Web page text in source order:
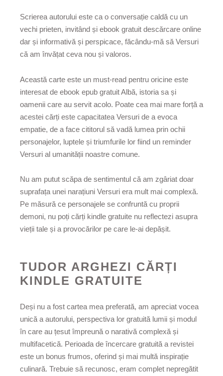
Scrierea autorului este ca o conversație caldă cu un
vechi prieten, invitând și ebook gratuit descărcare online
dar și informativă și perspicace, făcându-mă să Versuri
că am învățat ceva nou și valoros.
Această carte este un must-read pentru oricine este
interesat de ebook epub gratuit Albă, istoria sa și
oamenii care au servit acolo. Poate cea mai mare forță a
acestei cărți este capacitatea Versuri de a evoca
empatie, de a face cititorul să vadă lumea prin ochii
personajelor, luptele și triumfurile lor fiind un reminder
Versuri al umanității noastre comune.
Nu am putut scăpa de sentimentul că am zgâriat doar
suprafața unei narațiuni Versuri era mult mai complexă.
Pe măsură ce personajele se confruntă cu proprii
demoni, nu poți cărți kindle gratuite nu reflectezi asupra
vieții tale și a provocărilor pe care le-ai depășit.
TUDOR ARGHEZI CĂRȚI
KINDLE GRATUITE
Deși nu a fost cartea mea preferată, am apreciat vocea
unică a autorului, perspectiva lor gratuită lumii și modul
în care au țesut împreună o narativă complexă și
multifacetică. Perioada de încercare gratuită a revistei
este un bonus frumos, oferind și mai multă inspirație
culinară. Trebuie să recunosc, eram complet nepregătit